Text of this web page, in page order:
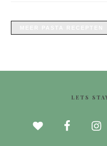
LETS